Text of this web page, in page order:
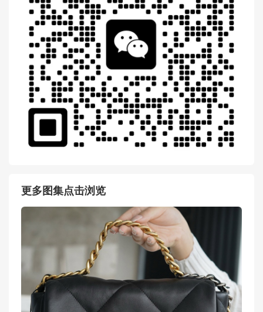
Gucci Padlock GG Supreme
高级人造革肩背包409487 KL
QIG 9784
Gucci古驰 小号Padlock浅粉
色蟒蛇皮肩背包409487 LJCA
G 5967
4浅蓝色
扫一扫 微信 交流